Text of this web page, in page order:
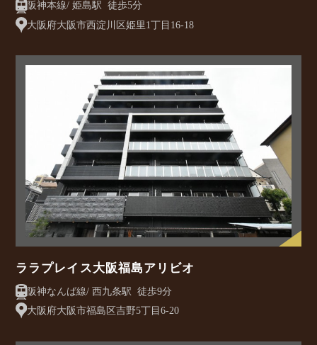
阪神本線/ 姫島駅 徒歩5分
大阪府大阪市西淀川区姫里1丁目16-18
ララプレイス大阪福島アリビオ
阪神なんば線/ 西九条駅 徒歩9分
大阪府大阪市福島区吉野5丁目6-20